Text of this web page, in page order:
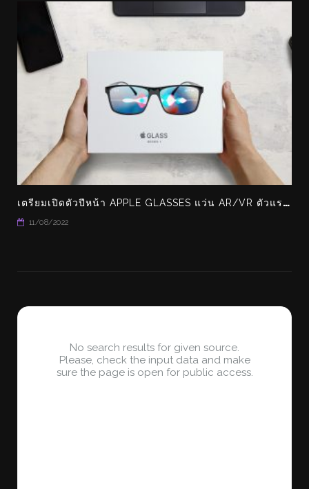
เ
ตรียมเปิดตัวปีหน้า APPLE GLASSES แว่น AR/VR ตัวแรกของ APPLE
11/08/2022
No search results for given source.
Please, check the input data and make
sure the page is open for public access.